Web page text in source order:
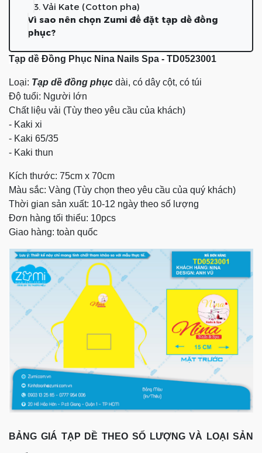
3. Vải Kate (Cotton pha)
Vì sao nên chọn Zumi để đặt tạp dề đồng
phục?
Tạp dề Đồng Phục Nina Nails Spa - TD0523001
Loại: Tạp dề đồng phục dài, có dây cột, có túi
Độ tuổi: Người lớn
Chất liệu vải (Tùy theo yêu cầu của khách)
- Kaki xi
- Kaki 65/35
- Kaki thun
Kích thước: 75cm x 70cm
Màu sắc: Vàng (Tùy chọn theo yêu cầu của quý khách)
Thời gian sản xuất: 10-12 ngày theo số lượng
Đơn hàng tối thiểu: 10pcs
Giao hàng: toàn quốc
BẢNG GIÁ TẠP DỀ THEO SỐ LƯỢNG VÀ LOẠI SẢN